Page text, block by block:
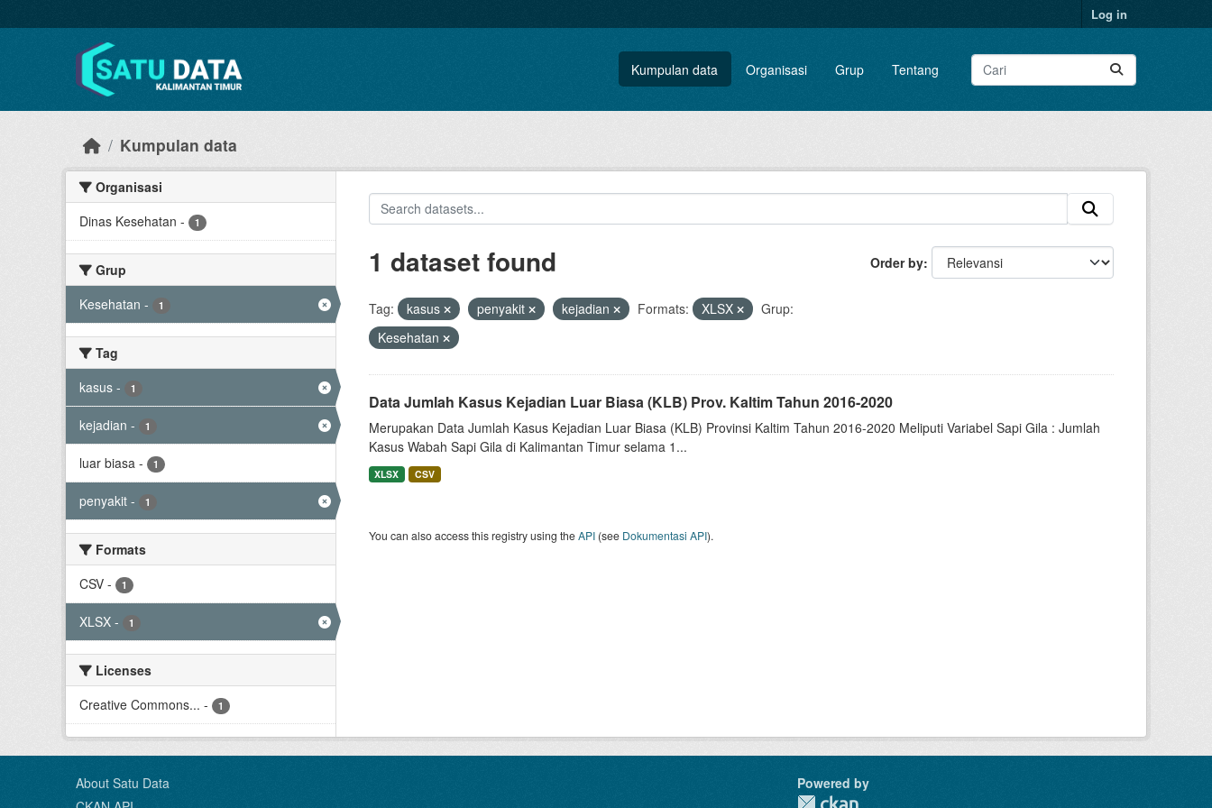
Log in
Kumpulan data Organisasi Grup Tentang
Kumpulan data
Organisasi
Dinas Kesehatan - 1
Grup
Kesehatan - 1
Tag
kasus - 1
kejadian - 1
luar biasa - 1
penyakit - 1
Formats
CSV - 1
XLSX - 1
Licenses
Creative Commons... - 1
Order by
1 dataset found
Tag: kasus penyakit kejadian Formats: XLSX
Grup:
Kesehatan
Data Jumlah Kasus Kejadian Luar Biasa (KLB) Prov. Kaltim Tahun 2016-2020
Merupakan Data Jumlah Kasus Kejadian Luar Biasa (KLB) Provinsi Kaltim Tahun 2016-2020 Meliputi Variabel Sapi Gila : Jumlah
Kasus Wabah Sapi Gila di Kalimantan Timur selama 1...
XLSX CSV
You can also access this registry using theAPI(see Dokumentasi API).
About Satu Data
Powered by